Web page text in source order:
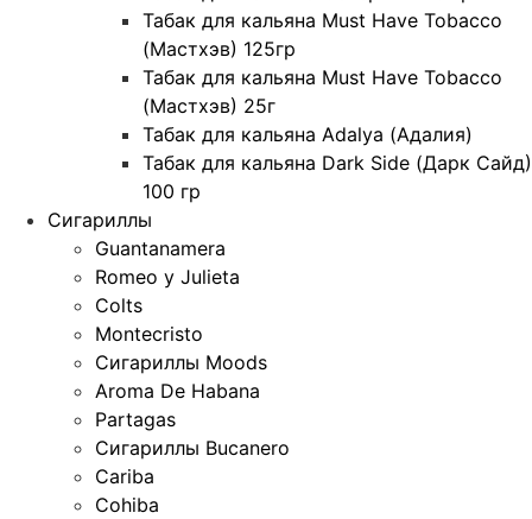
Табак для кальяна Must Have Tobacco
(Мастхэв) 125гр
Табак для кальяна Must Have Tobacco
(Мастхэв) 25г
Табак для кальяна Adalya (Адалия)
Табак для кальяна Dark Side (Дарк Сайд)
100 гр
Сигариллы
Guantanamera
Romeo y Julieta
Colts
Montecristo
Сигариллы Moods
Aroma De Habana
Partagas
Сигариллы Bucanero
Cariba
Cohiba